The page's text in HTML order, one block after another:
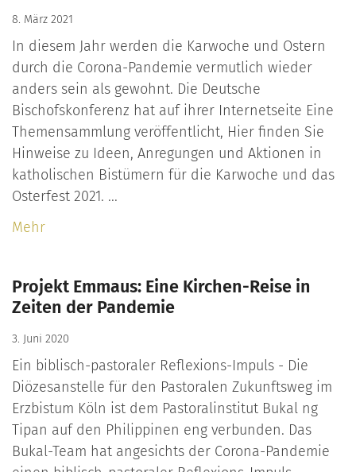
8. März 2021
In diesem Jahr werden die Karwoche und Ostern
durch die Corona-Pandemie vermutlich wieder
anders sein als gewohnt. Die Deutsche
Bischofskonferenz hat auf ihrer Internetseite Eine
Themensammlung veröffentlicht, Hier finden Sie
Hinweise zu Ideen, Anregungen und Aktionen in
katholischen Bistümern für die Karwoche und das
Osterfest 2021. ...
Mehr
Projekt Emmaus: Eine Kirchen-Reise in
Zeiten der Pandemie
3. Juni 2020
Ein biblisch-pastoraler Reflexions-Impuls - Die
Diözesanstelle für den Pastoralen Zukunftsweg im
Erzbistum Köln ist dem Pastoralinstitut Bukal ng
Tipan auf den Philippinen eng verbunden. Das
Bukal-Team hat angesichts der Corona-Pandemie